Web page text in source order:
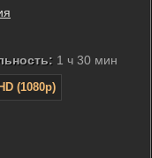
1 ч 30 мин
(1080p)